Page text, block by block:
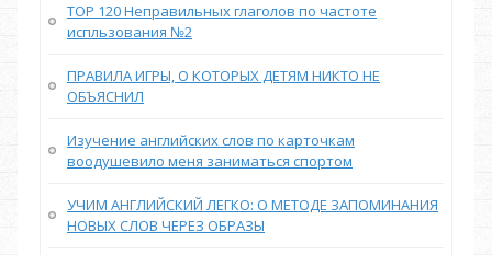
TOP 120 Неправильных глаголов по частоте
испльзования №2
ПРАВИЛА ИГРЫ, О КОТОРЫХ ДЕТЯМ НИКТО НЕ
ОБЪЯСНИЛ
Изучение английских слов по карточкам
воодушевило меня заниматься спортом
УЧИМ АНГЛИЙСКИЙ ЛЕГКО: О МЕТОДЕ ЗАПОМИНАНИЯ
НОВЫХ СЛОВ ЧЕРЕЗ ОБРАЗЫ